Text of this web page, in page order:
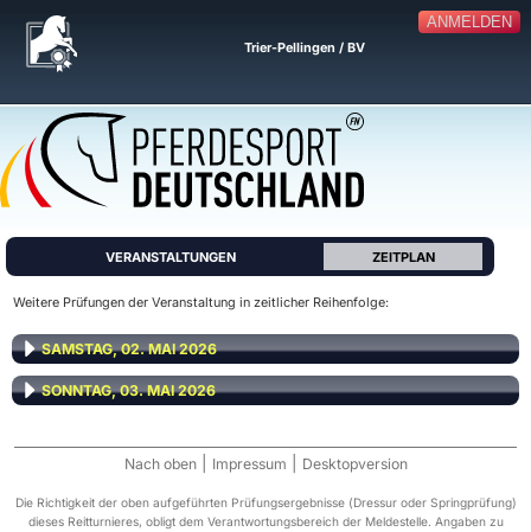
ANMELDEN
Trier-Pellingen / BV
VERANSTALTUNGEN ZEITPLAN
Weitere Prüfungen der Veranstaltung in zeitlicher Reihenfolge:
SAMSTAG, 02. MAI 2026
SONNTAG, 03. MAI 2026
Nach oben Impressum Desktopversion
Die Richtigkeit der oben aufgeführten Prüfungsergebnisse (Dressur oder Springprüfung)
dieses Reitturnieres, obligt dem Verantwortungsbereich der Meldestelle. Angaben zu